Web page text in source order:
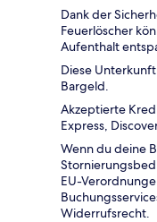
Dank der
Feuerlöscher
Aufenthalt
Diese
Bargeld.
Akzeptierte
Express,
Wenn du deine
EU-
Widerrufsrecht.